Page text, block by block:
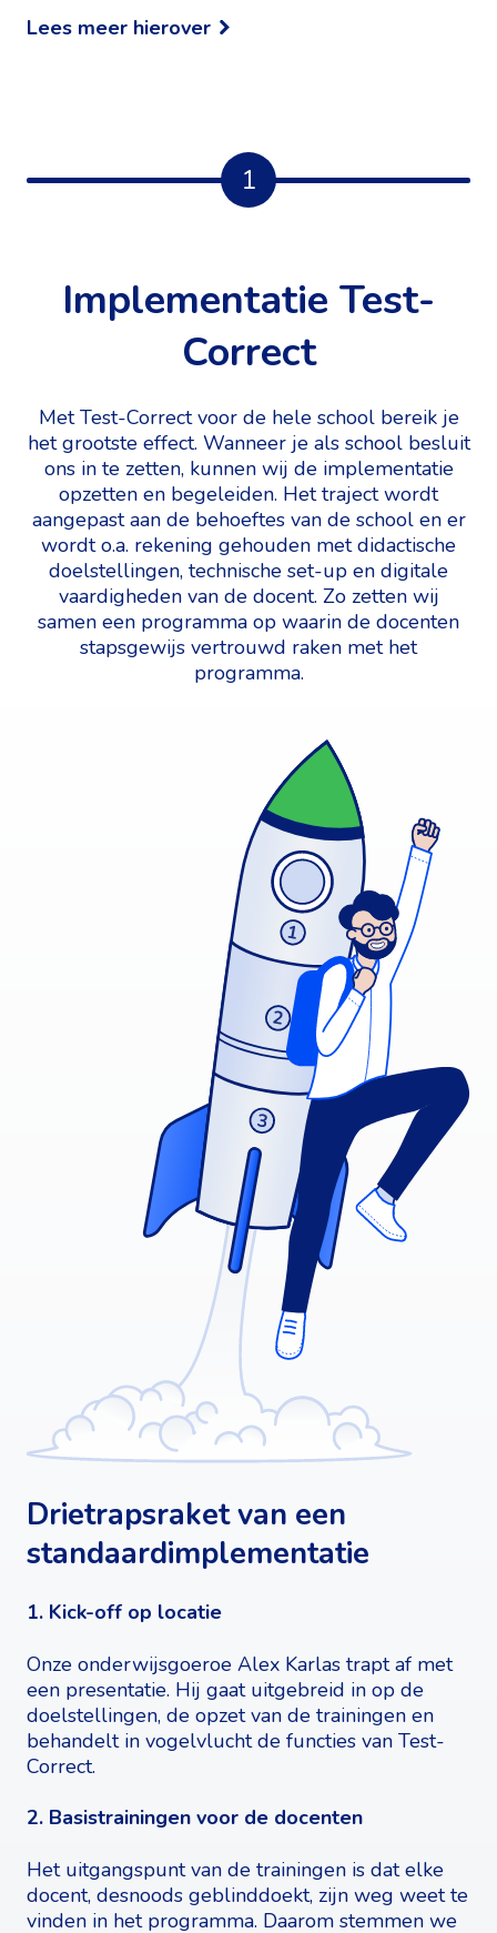
Lees meer hierover
1
Implementatie Test-
Correct
Met Test-Correct voor de hele school bereik je
het grootste effect. Wanneer je als school besluit
ons in te zetten, kunnen wij de implementatie
opzetten en begeleiden. Het traject wordt
aangepast aan de behoeftes van de school en er
wordt o.a. rekening gehouden met didactische
doelstellingen, technische set-up en digitale
vaardigheden van de docent. Zo zetten wij
samen een programma op waarin de docenten
stapsgewijs vertrouwd raken met het
programma.
Drietrapsraket van een
standaardimplementatie
1. Kick-off op locatie
Onze onderwijsgoeroe Alex Karlas trapt af met
een presentatie. Hij gaat uitgebreid in op de
doelstellingen, de opzet van de trainingen en
behandelt in vogelvlucht de functies van Test-
Correct.
2. Basistrainingen voor de docenten
Het uitgangspunt van de trainingen is dat elke
docent, desnoods geblinddoekt, zijn weg weet te
vinden in het programma. Daarom stemmen we